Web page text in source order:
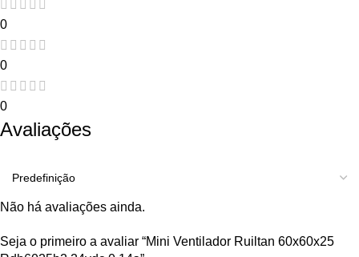
0
0
0
Avaliações
Não há avaliações ainda.
Seja o primeiro a avaliar “Mini Ventilador Ruiltan 60x60x25